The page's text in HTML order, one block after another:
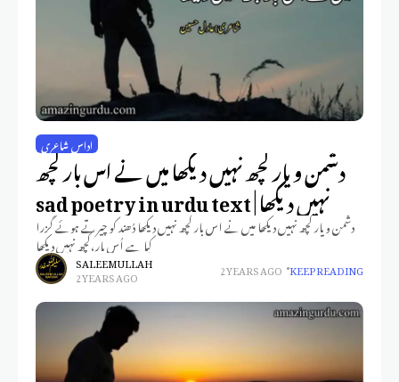
اداس شاعری
دشمن و یار کچھ نہیں دیکھا میں نے اس بار کچھ
نہیں دیکھا | sad poetry in urdu text
دشمن و یار کچھ نہیں دیکھا میں نے اس بار کچھ نہیں دیکھا دُھند کو چیرتے ہوئے گزرا
کیا ہے اُس پار،کچھ نہیں دیکھا
SALEEM ULLAH
2 YEARS AGO 2 YEARS AGO KEEP READING